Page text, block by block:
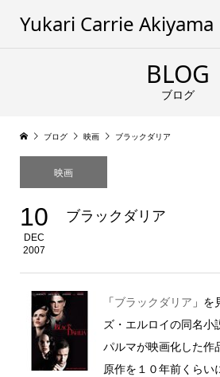
Yukari Carrie Akiyama
BLOG
ブログ
ブログ 映画 ブラックダリア
映画
10
DEC
2007
ブラックダリア
「ブラックダリア 」
ズ・エルロイの同名小
パルマが映画化した作
原作を１０年前くらい